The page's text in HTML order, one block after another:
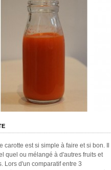
carotte est si simple à faire et si bon. Il
quel ou mélangé à d'autres fruits et
Lors d'un comparatif entre 3